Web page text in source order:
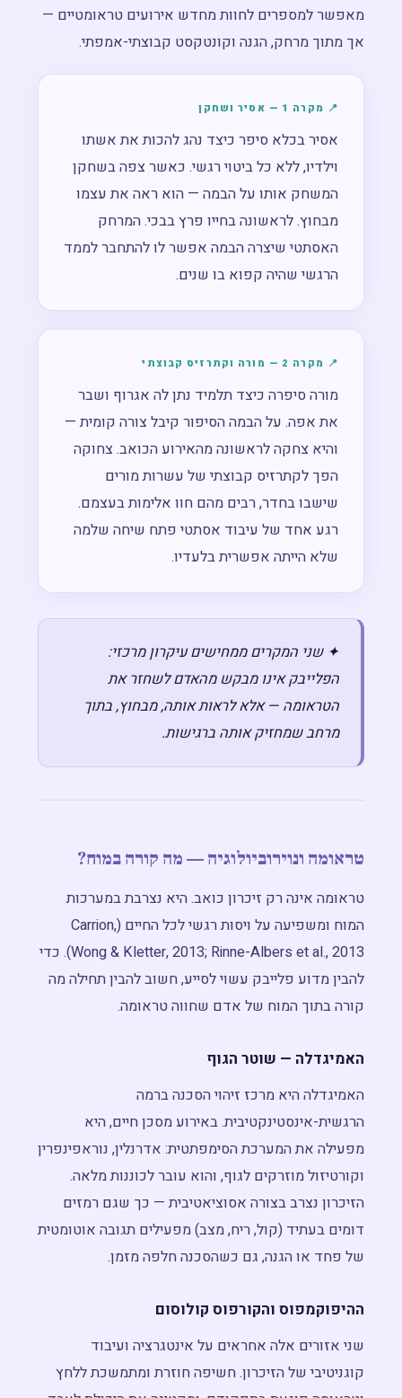
מאפשר למספרים לחוות מחדש אירועים טראומטיים —
אך מתוך מרחק, הגנה וקונטקסט קבוצתי-אמפתי.
📍 מקרה 1 — אסיר ושחקן
אסיר בכלא סיפר כיצד נהג להכות את אשתו
וילדיו, ללא כל ביטוי רגשי. כאשר צפה בשחקן
המשחק אותו על הבמה — הוא ראה את עצמו
מבחוץ. לראשונה בחייו פרץ בבכי. המרחק
האסתטי שיצרה הבמה אפשר לו להתחבר לממד
הרגשי שהיה קפוא בו שנים.
📍 מקרה 2 — מורה וקתרזיס קבוצתי
מורה סיפרה כיצד תלמיד נתן לה אגרוף ושבר
את אפה. על הבמה הסיפור קיבל צורה קומית —
והיא צחקה לראשונה מהאירוע הכואב. צחוקה
הפך לקתרזיס קבוצתי של עשרות מורים
שישבו בחדר, רבים מהם חוו אלימות בעצמם.
רגע אחד של עיבוד אסתטי פתח שיחה שלמה
שלא הייתה אפשרית בלעדיו.
✦ שני המקרים ממחישים עיקרון מרכזי:
הפלייבק אינו מבקש מהאדם לשחזר את
הטראומה — אלא לראות אותה, מבחוץ, בתוך
מרחב שמחזיק אותה ברגישות.
טראומה ונוירוביולוגיה — מה קורה במוח?
טראומה אינה רק זיכרון כואב. היא נצרבת במערכות
המוח ומשפיעה על ויסות רגשי לכל החיים (Carrion,
Wong & Kletter, 2013; Rinne-Albers et al., 2013). כדי
להבין מדוע פלייבק עשוי לסייע, חשוב להבין תחילה מה
קורה בתוך המוח של אדם שחווה טראומה.
האמיגדלה — שוטר הגוף
האמיגדלה היא מרכז זיהוי הסכנה ברמה
הרגשית-אינסטינקטיבית. באירוע מסכן חיים, היא
מפעילה את המערכת הסימפתטית: אדרנלין, נוראפינפרין
וקורטיזול מוזרקים לגוף, והוא עובר לכוננות מלאה.
הזיכרון נצרב בצורה אסוציאטיבית — כך שגם רמזים
דומים בעתיד (קול, ריח, מצב) מפעילים תגובה אוטומטית
של פחד או הגנה, גם כשהסכנה חלפה מזמן.
ההיפוקמפוס והקורפוס קולוסום
שני אזורים אלה אחראים על אינטגרציה ועיבוד
קוגניטיבי של הזיכרון. חשיפה חוזרת ומתמשכת ללחץ